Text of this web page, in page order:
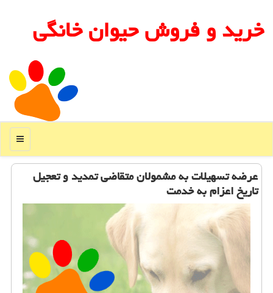
خرید و فروش حیوان خانگی
منو
عرضه تسهیلات به مشمولان متقاضی تمدید و تعجیل
تاریخ اعزام به خدمت